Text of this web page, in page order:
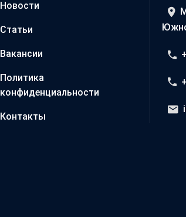
Новости
Статьи
Вакансии
Политика
конфиденциальности
Контакты